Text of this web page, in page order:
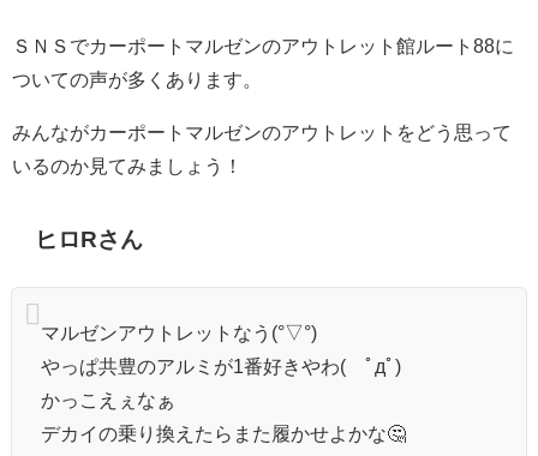
ＳＮＳでカーポートマルゼンのアウトレット館ルート88に
ついての声が多くあります。
みんながカーポートマルゼンのアウトレットをどう思って
いるのか見てみましょう！
ヒロRさん
マルゼンアウトレットなう(°▽°)
やっぱ共豊のアルミが1番好きやわ( ﾟдﾟ)
かっこえぇなぁ
デカイの乗り換えたらまた履かせよかな🤔